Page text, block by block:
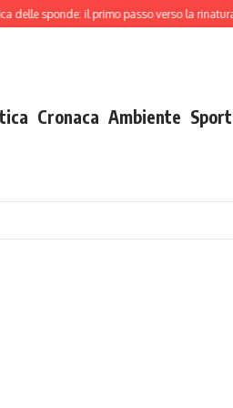
delle sponde: il primo passo verso la
Cronaca Ambiente Sport